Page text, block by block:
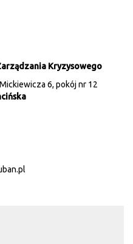
Kryzysowego
6, pokój nr 12